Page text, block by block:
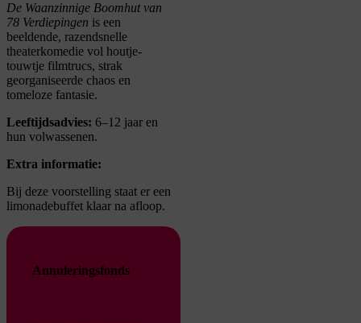
De Waanzinnige Boomhut van
78 Verdiepingen is een
beeldende, razendsnelle
theaterkomedie vol houtje-
touwtje filmtrucs, strak
georganiseerde chaos en
tomeloze fantasie.
Leeftijdsadvies: 6–12 jaar en
hun volwassenen.
Extra informatie:
Bij deze voorstelling staat er een
limonadebuffet klaar na afloop.
Annuleringsfonds